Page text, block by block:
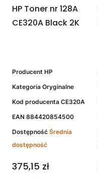
HP Toner nr 128A
CE320A Black 2K
Producent HP
Kategoria Oryginalne
Kod producenta CE320A
EAN 884420854500
Dostępność Średnia
dostępność
375,15 zł